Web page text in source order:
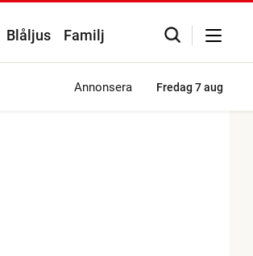
Blåljus Familj
Annonsera Fredag 7 aug